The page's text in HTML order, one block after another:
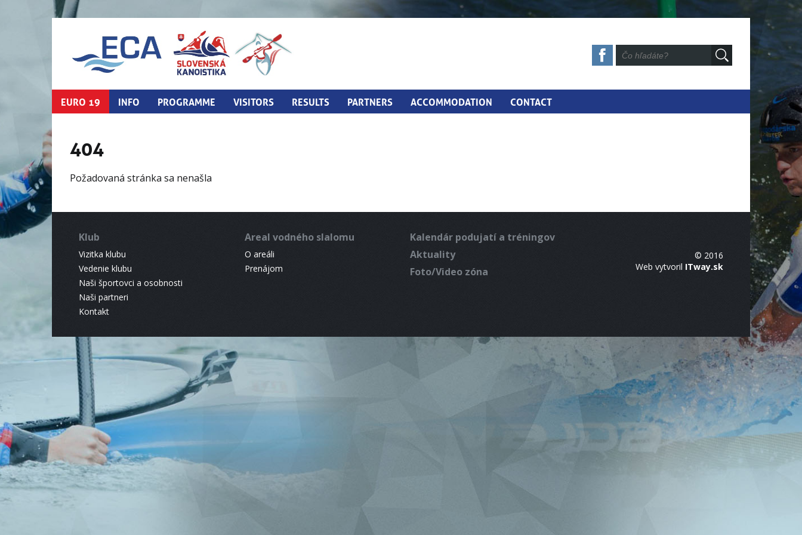
EURO 19 INFO PROGRAMME VISITORS RESULTS PARTNERS ACCOMMODATION CONTACT
404
Požadovaná stránka sa nenašla
Klub
Vizitka klubu
Vedenie klubu
Naši športovci a osobnosti
Naši partneri
Kontakt
Areal vodného slalomu
O areáli
Prenájom
Kalendár podujatí a tréningov
Aktuality
Foto/Video zóna
© 2016
Web vytvoril ITway.sk